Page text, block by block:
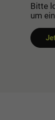
Bitte
um